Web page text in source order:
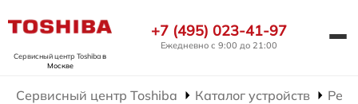
Сервисный центр Toshibaв
Москве
+7 (495) 023-41-97
Ежедневно с 9:00 до 21:00
Сервисный центр Toshiba Каталог устройств